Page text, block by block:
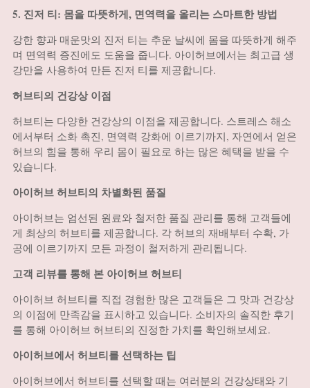
5. 진저 티: 몸을 따뜻하게, 면역력을 올리는 스마트한 방법
강한 향과 매운맛의 진저 티는 추운 날씨에 몸을 따뜻하게 해주
며 면역력 증진에도 도움을 줍니다. 아이허브에서는 최고급 생
강만을 사용하여 만든 진저 티를 제공합니다.
허브티의 건강상 이점
허브티는 다양한 건강상의 이점을 제공합니다. 스트레스 해소
에서부터 소화 촉진, 면역력 강화에 이르기까지, 자연에서 얻은
허브의 힘을 통해 우리 몸이 필요로 하는 많은 혜택을 받을 수
있습니다.
아이허브 허브티의 차별화된 품질
아이허브는 엄선된 원료와 철저한 품질 관리를 통해 고객들에
게 최상의 허브티를 제공합니다. 각 허브의 재배부터 수확, 가
공에 이르기까지 모든 과정이 철저하게 관리됩니다.
고객 리뷰를 통해 본 아이허브 허브티
아이허브 허브티를 직접 경험한 많은 고객들은 그 맛과 건강상
의 이점에 만족감을 표시하고 있습니다. 소비자의 솔직한 후기
를 통해 아이허브 허브티의 진정한 가치를 확인해보세요.
아이허브에서 허브티를 선택하는 팁
아이허브에서 허브티를 선택할 때는 여러분의 건강상태와 기